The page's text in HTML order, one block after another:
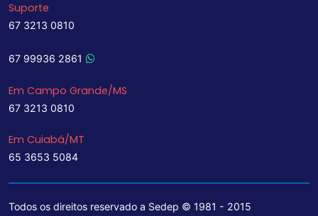
Suporte
67 3213 0810
67 99936 2861
Em Campo Grande/MS
67 3213 0810
Em Cuiabá/MT
65 3653 5084
Todos os direitos reservado a Sedep © 1981 - 2015